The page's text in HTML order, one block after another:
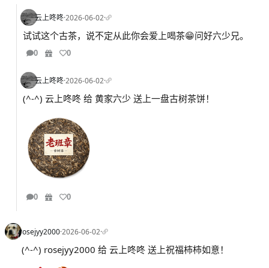
云上咚咚·2026-06-02·
试试这个古茶，说不定从此你会爱上喝茶😁问好六少兄。
0 0
云上咚咚·2026-06-02·
(^-^) 云上咚咚 给 黄家六少 送上一盘古树茶饼！
0 0
rosejyy2000·2026-06-02·
(^-^) rosejyy2000 给 云上咚咚 送上祝福柿柿如意！